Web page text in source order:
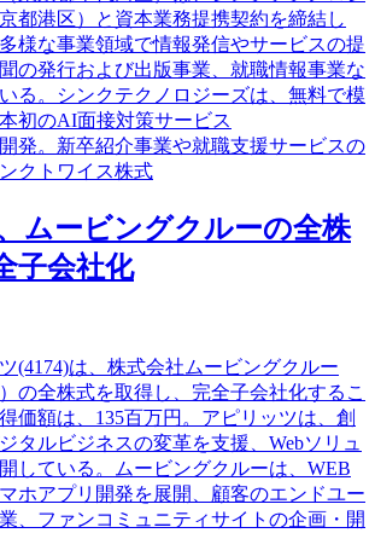
都港区）と資本業務提携契約を締結し
様な事業領域で情報発信やサービスの提
の発行および出版事業、就職情報事業な
る。シンクテクノロジーズは、無料で模
初のAI面接対策サービス
開発。新卒紹介事業や就職支援サービスの
クトワイス株式
ムービングクルーの全株
子会社化
(4174)は、株式会社ムービングクルー
の全株式を取得し、完全子会社化するこ
価額は、135百万円。アピリッツは、創
タルビジネスの変革を支援、Webソリュ
している。ムービングクルーは、WEB
ホアプリ開発を展開、顧客のエンドユー
、ファンコミュニティサイトの企画・開